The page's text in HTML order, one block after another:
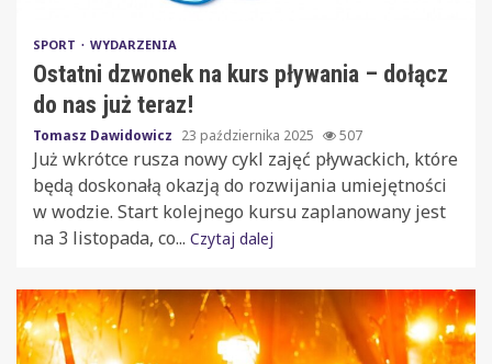
SPORT WYDARZENIA
Ostatni dzwonek na kurs pływania – dołącz
do nas już teraz!
Tomasz Dawidowicz 23 października 2025 507
Już wkrótce rusza nowy cykl zajęć pływackich, które
będą doskonałą okazją do rozwijania umiejętności
w wodzie. Start kolejnego kursu zaplanowany jest
na 3 listopada, co... Czytaj dalej